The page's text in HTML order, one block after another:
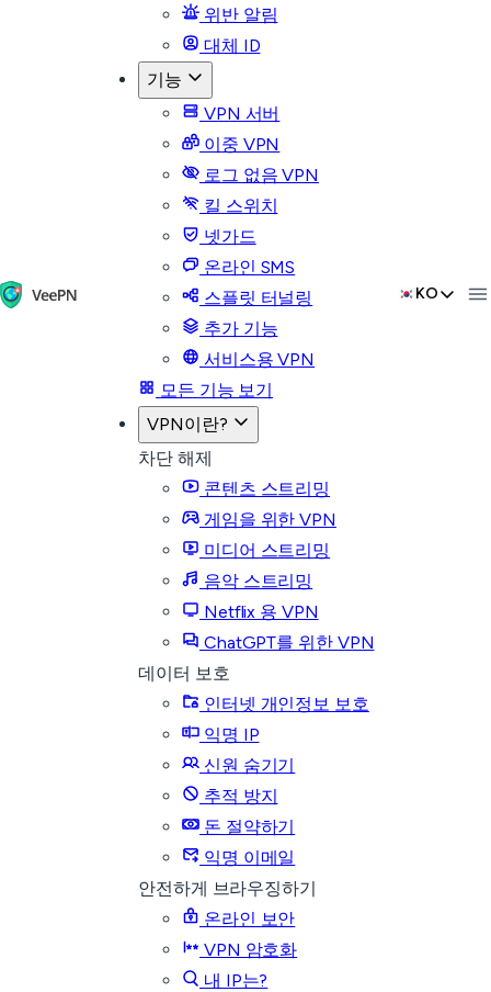
위반 알림
대체 ID
기능
VPN 서버
이중 VPN
로그 없음 VPN
킬 스위치
넷가드
온라인 SMS
스플릿 터널링
추가 기능
서비스용 VPN
모든 기능 보기
VPN이란?
차단 해제
콘텐츠 스트리밍
게임을 위한 VPN
미디어 스트리밍
음악 스트리밍
Netflix 용 VPN
ChatGPT를 위한 VPN
데이터 보호
인터넷 개인정보 보호
익명 IP
신원 숨기기
추적 방지
돈 절약하기
익명 이메일
안전하게 브라우징하기
온라인 보안
VPN 암호화
내 IP는?
KO